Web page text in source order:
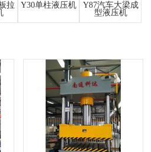
拉
Y30单柱液压机
Y87汽车大梁成
型液压机